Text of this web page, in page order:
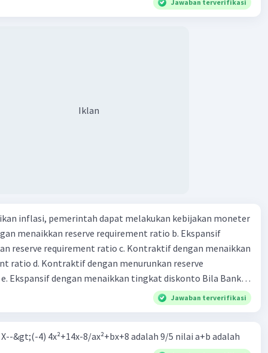
Jawaban terverifikasi
Iklan
inflasi, pemerintah dapat melakukan kebijakan moneter
menaikkan reserve requirement ratio b. Ekspansif
reserve requirement ratio c. Kontraktif dengan menaikkan
ratio d. Kontraktif dengan menurunkan reserve
dengan menaikkan tingkat diskonto Bila Bank
kebijakan moneter ekspansif, ceteris paribus maka .... a.
di mana bentuk kurva jumlah uang beredar (penawaran
(penawaran uang) naik dari kiri bawah ke kanan atas
Jawaban terverifikasi
&gt;(-4) 4x²+14x-8/ax²+bx+8 adalah 9/5 nilai a+b adalah